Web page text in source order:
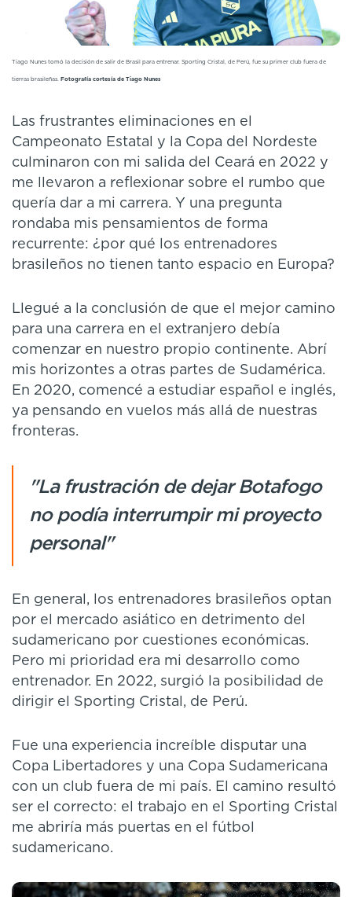
Tiago Nunes tomó la decisión de salir de Brasil para entrenar. Sporting Cristal, de Perú, fue su primer club fuera de
tierras brasileñas. Fotografía cortesía de Tiago Nunes
Las frustrantes eliminaciones en el
Campeonato Estatal y la Copa del Nordeste
culminaron con mi salida del Ceará en 2022 y
me llevaron a reflexionar sobre el rumbo que
quería dar a mi carrera. Y una pregunta
rondaba mis pensamientos de forma
recurrente: ¿por qué los entrenadores
brasileños no tienen tanto espacio en Europa?
Llegué a la conclusión de que el mejor camino
para una carrera en el extranjero debía
comenzar en nuestro propio continente. Abrí
mis horizontes a otras partes de Sudamérica.
En 2020, comencé a estudiar español e inglés,
ya pensando en vuelos más allá de nuestras
fronteras.
"La frustración de dejar Botafogo
no podía interrumpir mi proyecto
personal"
En general, los entrenadores brasileños optan
por el mercado asiático en detrimento del
sudamericano por cuestiones económicas.
Pero mi prioridad era mi desarrollo como
entrenador. En 2022, surgió la posibilidad de
dirigir el Sporting Cristal, de Perú.
Fue una experiencia increíble disputar una
Copa Libertadores y una Copa Sudamericana
con un club fuera de mi país. El camino resultó
ser el correcto: el trabajo en el Sporting Cristal
me abriría más puertas en el fútbol
sudamericano.